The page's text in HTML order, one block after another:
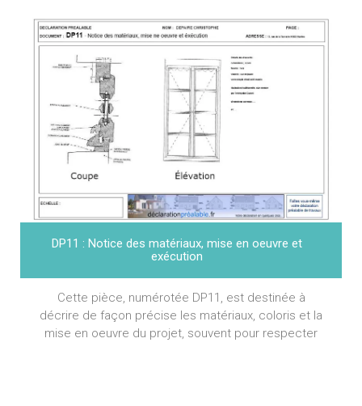
DP11 : Notice des matériaux, mise en oeuvre et
exécution
Cette pièce, numérotée DP11, est destinée à
décrire de façon précise les matériaux, coloris et la
mise en oeuvre du projet, souvent pour respecter